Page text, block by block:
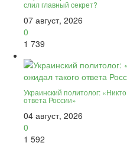
слил главный секрет?
07 август, 2026
0
1 739
Украинский политолог:
ответа России»
04 август, 2026
0
1 592